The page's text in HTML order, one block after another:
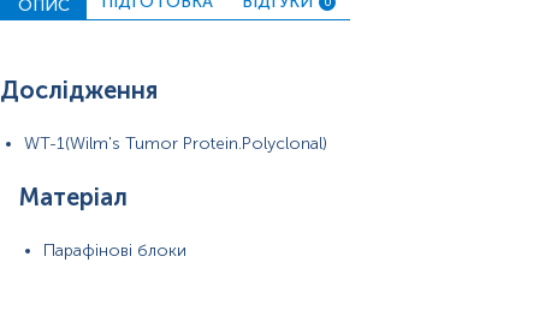
ОПИС
Дослідження
WT-1(Wilm's Tumor Protein.Polyclonal)
Матеріал
Парафінові блоки